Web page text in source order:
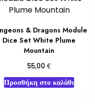
& Dragons Module
Dice Set White Plume
Mountain
55,00€
Προσθήκη στο καλάθι